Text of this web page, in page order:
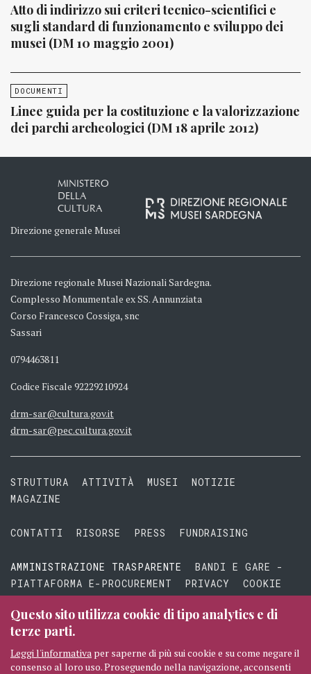
Atto di indirizzo sui criteri tecnico-scientifici e
sugli standard di funzionamento e sviluppo dei
musei (DM 10 maggio 2001)
DOCUMENTI
Linee guida per la costituzione e la valorizzazione
dei parchi archeologici (DM 18 aprile 2012)
MINISTERO
DELLA
CULTURA
Direzione generale Musei
Direzione regionale Musei Nazionali Sardegna.
Complesso Monumentale ex SS. Annunziata
Corso Francesco Cossiga, snc
Sassari
0794463811
Codice Fiscale 92229210924
drm-sar@cultura.gov.it
drm-sar@pec.cultura.gov.it
STRUTTURA ATTIVITÀ MUSEI
NOTIZIE
MAGAZINE
CONTATTI RISORSE PRESS FUNDRAISING
AMMINISTRAZIONE TRASPARENTE
BANDI E GARE -
PIATTAFORMA E-PROCUREMENT
PRIVACY
COOKIE
TERMINI E CONDIZIONI
Questo sito utilizza cookie di tipo analytics e di
terze parti.
Leggi l'informativa per saperne di più sui cookie e su come negare il
consenso al loro uso. Proseguendo nella navigazione, acconsenti